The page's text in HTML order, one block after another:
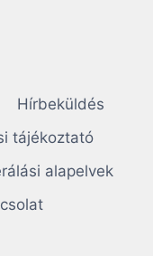
Hírbeküldés
tájékoztató
alapelvek